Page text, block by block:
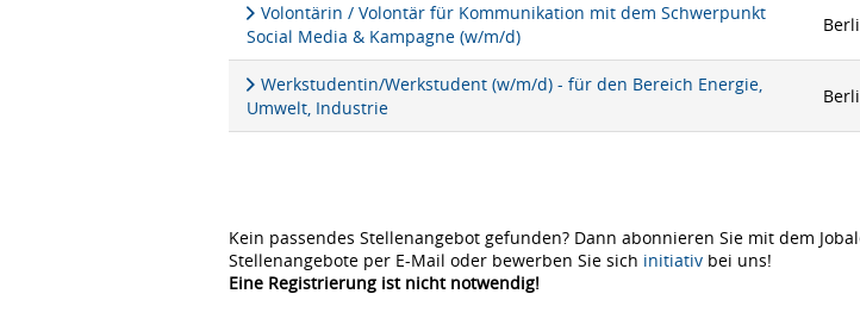
Volontärin / Volontär für Kommunikation mit dem Schwerpunkt
Social Media & Kampagne (w/m/d)
Werkstudentin/Werkstudent (w/m/d) - für den Bereich Energie,
Umwelt, Industrie
Kein passendes Stellenangebot gefunden? Dann abonnieren Sie mit dem
Stellenangebote per E-Mail oder bewerben Sie sich initiativ bei uns!
Eine Registrierung ist nicht notwendig!